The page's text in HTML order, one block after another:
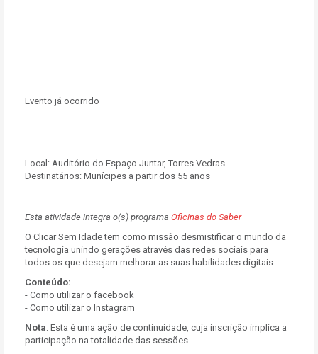
Evento já ocorrido
Local: Auditório do Espaço Juntar, Torres Vedras
Destinatários: Munícipes a partir dos 55 anos
Esta atividade integra o(s) programa Oficinas do Saber
O Clicar Sem Idade tem como missão desmistificar o mundo da
tecnologia unindo gerações através das redes sociais para
todos os que desejam melhorar as suas habilidades digitais.
Conteúdo:
- Como utilizar o facebook
- Como utilizar o Instagram
Nota: Esta é uma ação de continuidade, cuja inscrição implica a
participação na totalidade das sessões.